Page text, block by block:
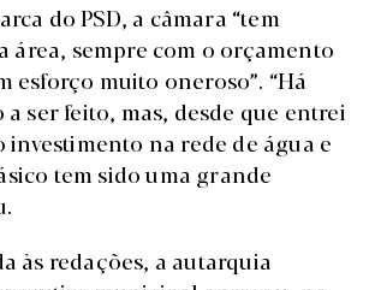
do PSD, a câmara “tem
área, sempre com o orçamento
esforço muito oneroso”. “Há
ser feito, mas, desde que entrei
investimento na rede de água e
tem sido uma grande
às redações, a autarquia